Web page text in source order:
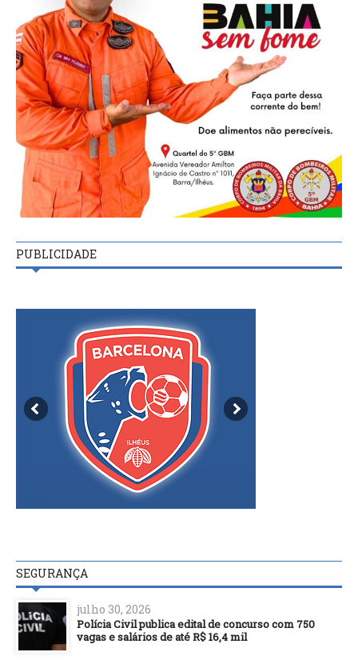
PUBLICIDADE
SEGURANÇA
julho 30, 2026
Polícia Civil publica edital de concurso com 750
vagas e salários de até R$ 16,4 mil